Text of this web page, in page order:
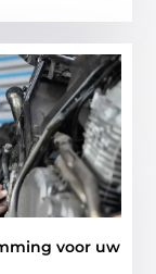
voor uw